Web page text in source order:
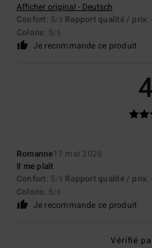
Afficher original - Deutsch
Confort: 5/5 Rapport qualité / prix:
Coloris: 5/5
Je recommande ce produit
Romanne17 mai 2026
Il me plaît
Confort: 5/5 Rapport qualité / prix:
Coloris: 5/5
Je recommande ce produit
Vérifié